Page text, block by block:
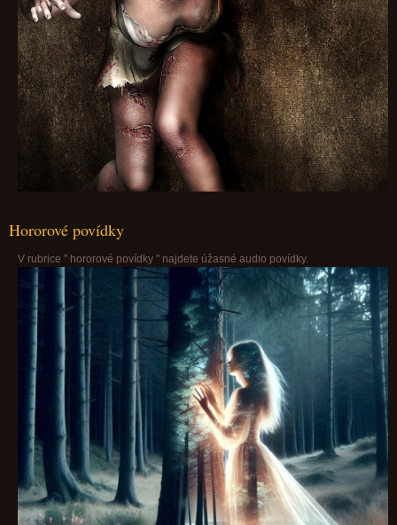
Hororové povídky
V rubrice " hororové povídky " najdete úžasné audio povídky.